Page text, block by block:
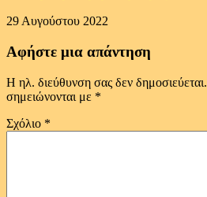
29 Αυγούστου 2022
Αφήστε μια απάντηση
Η ηλ. διεύθυνση σας δεν δημοσιεύεται.
σημειώνονται με *
Σχόλιο *